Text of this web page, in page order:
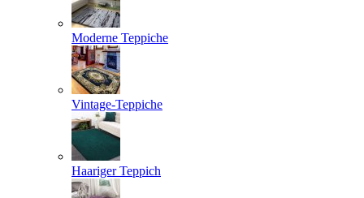
Moderne Teppiche
Vintage-Teppiche
Haariger Teppich